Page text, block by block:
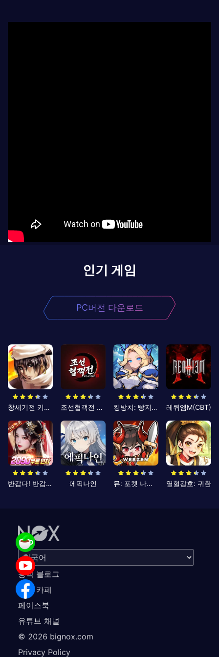
인기 게임
PC버전 다운로드
창세기전 키우기 조선협객전 클래식 킹방치: 빵지의 제왕 레퀴엠M(CBT)
반갑다! 반갑삼국지 에픽나인 뮤: 포켓 나이츠 열혈강호: 귀환
공식 블로그
공식 카페
페이스북
유튜브 채널
© 2026 bignox.com
Privacy Policy